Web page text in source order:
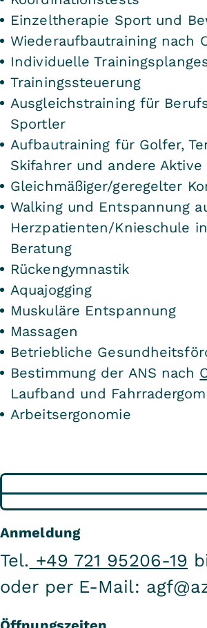
Einzeltherapie Sport und
Wiederaufbautraining nach
Individuelle
Trainingssteuerung
Ausgleichstraining für
Sportler
Aufbautraining für Golfer,
Skifahrer und andere Aktive
Gleichmäßiger/geregelter
Walking und Entspannung
Herzpatienten/Knieschule
Beratung
Rückengymnastik
Aquajogging
Muskuläre Entspannung
Massagen
Betriebliche
Bestimmung der ANS nach
Laufband und
Arbeitsergonomie
Anmeldung
Tel. +49 721 95206-19
oder per E-Mail: